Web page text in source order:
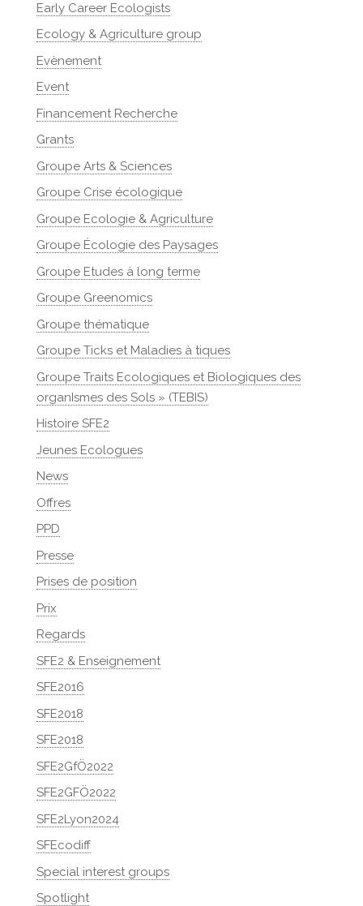
Early Career Ecologists
Ecology & Agriculture group
Evènement
Event
Financement Recherche
Grants
Groupe Arts & Sciences
Groupe Crise écologique
Groupe Ecologie & Agriculture
Groupe Écologie des Paysages
Groupe Etudes à long terme
Groupe Greenomics
Groupe thématique
Groupe Ticks et Maladies à tiques
Groupe Traits Ecologiques et Biologiques des
organIsmes des Sols » (TEBIS)
Histoire SFE2
Jeunes Ecologues
News
Offres
PPD
Presse
Prises de position
Prix
Regards
SFE2 & Enseignement
SFE2016
SFE2018
SFE2018
SFE2GfÖ2022
SFE2GFÖ2022
SFE2Lyon2024
SFEcodiff
Special interest groups
Spotlight